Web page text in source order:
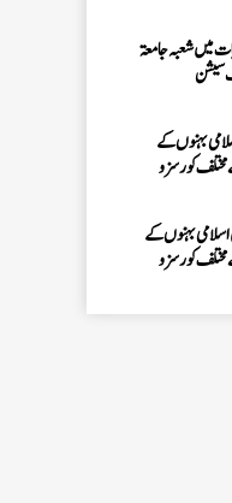
میں اسلامی بہنوں کے
خصوصی ون ڈے
کے لئے ون ڈے